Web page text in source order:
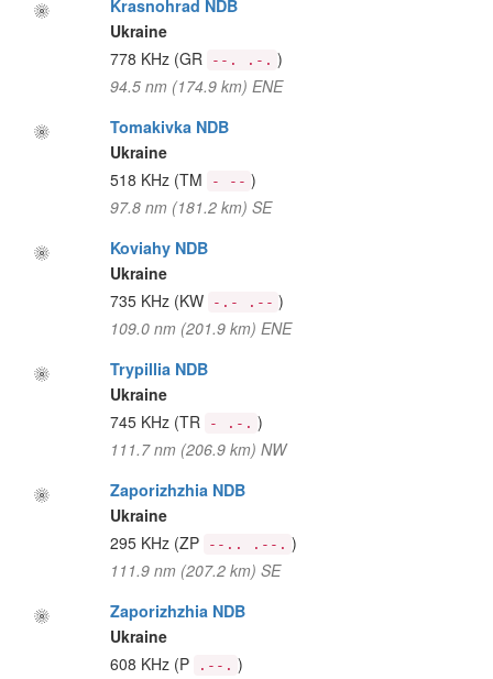
Krasnohrad NDB
Ukraine
778 KHz (GR --. .-. )
94.5 nm (174.9 km) ENE
Tomakivka NDB
Ukraine
518 KHz (TM - -- )
97.8 nm (181.2 km) SE
Koviahy NDB
Ukraine
735 KHz (KW -.- .-- )
109.0 nm (201.9 km) ENE
Trypillia NDB
Ukraine
745 KHz (TR - .-. )
111.7 nm (206.9 km) NW
Zaporizhzhia NDB
Ukraine
295 KHz (ZP --.. .--. )
111.9 nm (207.2 km) SE
Zaporizhzhia NDB
Ukraine
608 KHz (P .--. )